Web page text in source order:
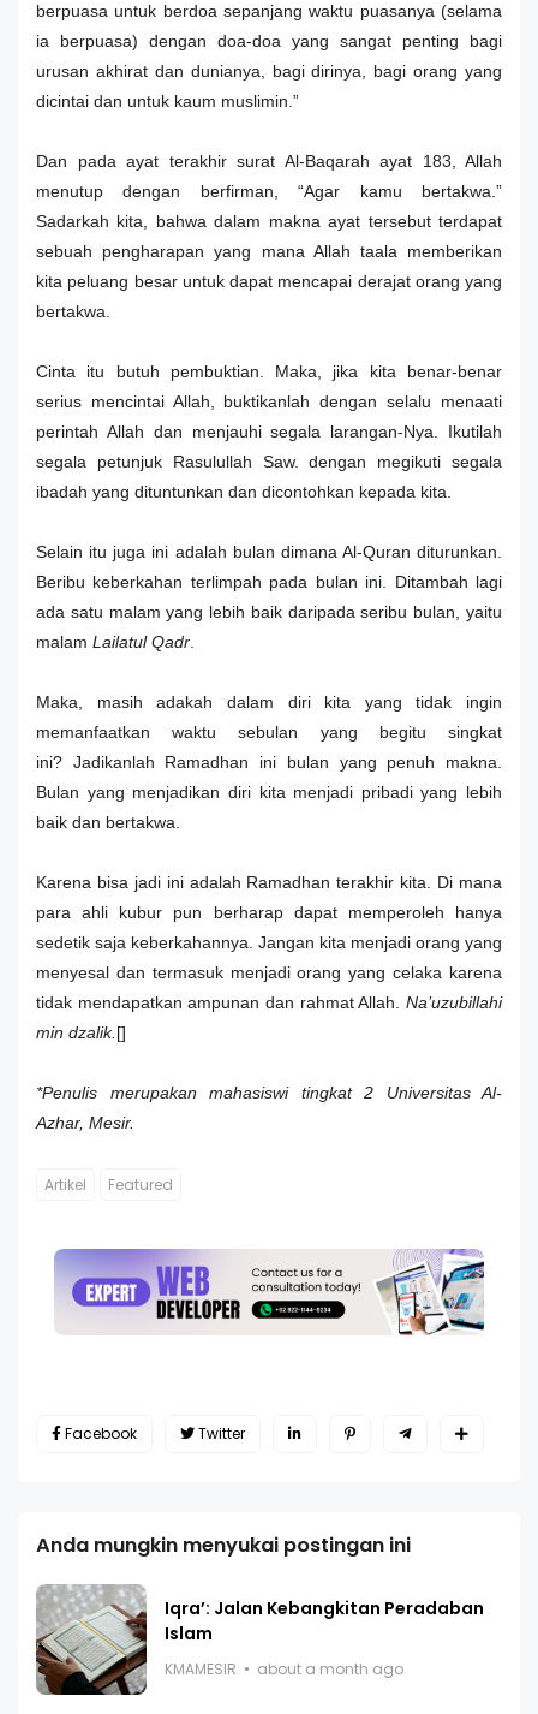
berpuasa untuk berdoa sepanjang waktu puasanya (selama
ia berpuasa) dengan doa-doa yang sangat penting bagi
urusan akhirat dan dunianya, bagi dirinya, bagi orang yang
dicintai dan untuk kaum muslimin.”
Dan pada ayat terakhir surat Al-Baqarah ayat 183, Allah
menutup dengan berfirman, “Agar kamu bertakwa.”
Sadarkah kita, bahwa dalam makna ayat tersebut terdapat
sebuah pengharapan yang mana Allah taala memberikan
kita peluang besar untuk dapat mencapai derajat orang yang
bertakwa.
Cinta itu butuh pembuktian. Maka, jika kita benar-benar
serius mencintai Allah, buktikanlah dengan selalu menaati
perintah Allah dan menjauhi segala larangan-Nya. Ikutilah
segala petunjuk Rasulullah Saw. dengan megikuti segala
ibadah yang dituntunkan dan dicontohkan kepada kita.
Selain itu juga ini adalah bulan dimana Al-Quran diturunkan.
Beribu keberkahan terlimpah pada bulan ini. Ditambah lagi
ada satu malam yang lebih baik daripada seribu bulan, yaitu
malam Lailatul Qadr
Maka, masih adakah dalam diri kita yang tidak ingin
memanfaatkan waktu sebulan yang begitu singkat
ini? Jadikanlah Ramadhan ini bulan yang penuh makna.
Bulan yang menjadikan diri kita menjadi pribadi yang lebih
baik dan bertakwa.
Karena bisa jadi ini adalah Ramadhan terakhir kita. Di mana
para ahli kubur pun berharap dapat memperoleh hanya
sedetik saja keberkahannya. Jangan kita menjadi orang yang
menyesal dan termasuk menjadi orang yang celaka karena
tidak mendapatkan ampunan dan rahmat Allah. Na’uzubillahi
min dzalik. []
*Penulis merupakan mahasiswi tingkat 2 Universitas Al-
Azhar, Mesir.
Artikel Featured
Facebook Twitter
Anda mungkin menyukai postingan ini
Iqra’: Jalan Kebangkitan Peradaban
Islam
KMAMESIR about a month ago